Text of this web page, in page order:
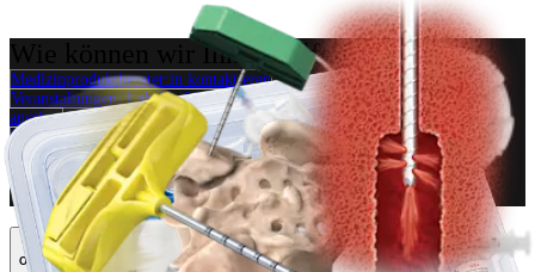
Wie können wir Ihnen helfen?
Medizinproduktberater:in kontaktieren
Veranstaltungen, Lab-Vorführungen und Schulungsmöglichkeiten
ansehen
Unseren Newsletter abonnieren
Besuchen Sie uns
Operationsverfahren